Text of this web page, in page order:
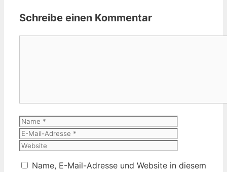
Schreibe einen Kommentar
Name
Name, E-Mail-Adresse und Website in diesem